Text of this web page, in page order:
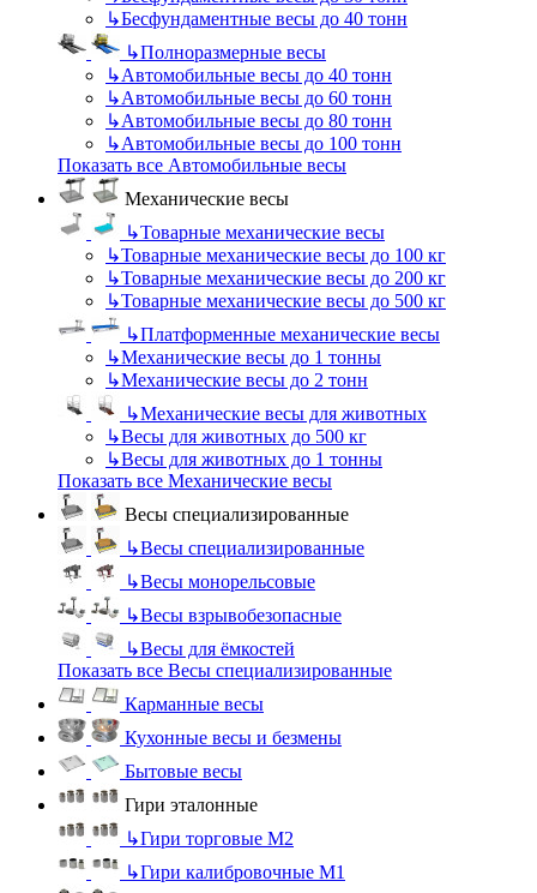
↳Бесфундаментные весы до 40 тонн
↳Полноразмерные весы
↳Автомобильные весы до 40 тонн
↳Автомобильные весы до 60 тонн
↳Автомобильные весы до 80 тонн
↳Автомобильные весы до 100 тонн
Показать все Автомобильные весы
Механические весы
↳Товарные механические весы
↳Товарные механические весы до 100 кг
↳Товарные механические весы до 200 кг
↳Товарные механические весы до 500 кг
↳Платформенные механические весы
↳Механические весы до 1 тонны
↳Механические весы до 2 тонн
↳Механические весы для животных
↳Весы для животных до 500 кг
↳Весы для животных до 1 тонны
Показать все Механические весы
Весы специализированные
↳Весы специализированные
↳Весы монорельсовые
↳Весы взрывобезопасные
↳Весы для ёмкостей
Показать все Весы специализированные
Карманные весы
Кухонные весы и безмены
Бытовые весы
Гири эталонные
↳Гири торговые М2
↳Гири калибровочные М1